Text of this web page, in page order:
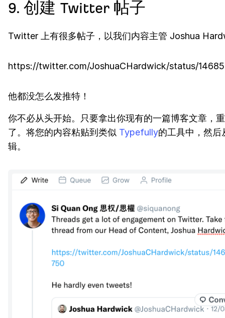
9. 创建 Twitter 帖子
Twitter 上有很多帖子，以我们内容主管 Joshua
https://twitter.com/JoshuaCHardwick/status/
他都没怎么发推特！
你不必从头开始。只要拿出你现有的一篇博客文章，
了。将您的内容粘贴到类似 Typefully的工具中，然后
辑。